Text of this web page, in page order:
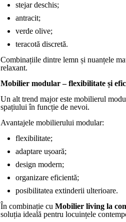
stejar deschis;
antracit;
verde olive;
teracotă discretă.
Combinațiile dintre lemn și nuanțele
relaxant.
Mobilier modular – flexibilitate și
Un alt trend major este mobilierul
spațiului în funcție de nevoi.
Avantajele mobilierului modular:
flexibilitate;
adaptare ușoară;
design modern;
organizare eficientă;
posibilitatea extinderii ulterioare.
În combinație cu Mobilier living la
soluția ideală pentru locuințele